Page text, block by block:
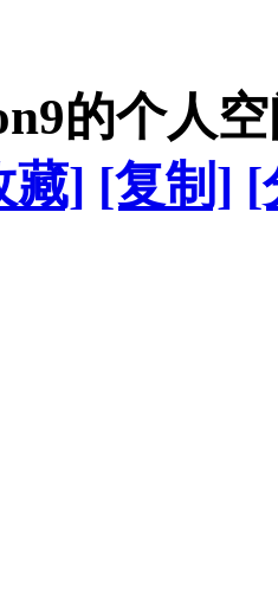
的个人
藏] [复制] [